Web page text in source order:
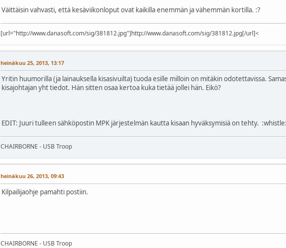
Väittäisin vahvasti, että kesäviikonloput ovat kaikilla enemmän ja vähemmän kortilla. :?
[url="http://www.danasoft.com/sig/381812.jpg"]http://www.danasoft.com/sig/381812.jpg[/url]<
heinäkuu 25, 2013, 13:17
Yritin huumorilla (ja lainauksella kisasivuilta) tuoda esille milloin on mitäkin odotettavissa.
kisajohtajan yht tiedot. Hän sitten osaa kertoa kuka tietää jollei hän. Eikö?
EDIT: Juuri tulleen sähköpostin MPK järjestelmän kautta kisaan hyväksymisiä on tehty. :whistle:
CHAIRBORNE - USB Troop
heinäkuu 26, 2013, 09:43
Kilpailijaohje pamahti postiin.
CHAIRBORNE - USB Troop